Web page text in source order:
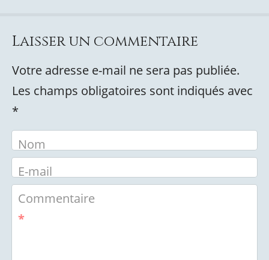
Laisser un commentaire
Votre adresse e-mail ne sera pas publiée.
Les champs obligatoires sont indiqués avec
*
Nom
E-mail
Commentaire
*